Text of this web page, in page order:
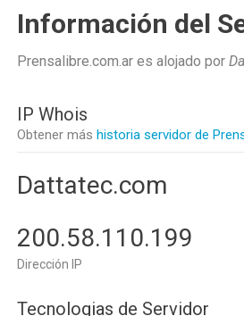
Información del
Prensalibre.com.ar es alojado por
IP Whois
Obtener más historia servidor de
Dattatec.com
200.58.110.199
Dirección IP
Tecnologias de Servidor